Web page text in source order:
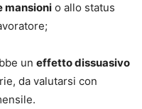
mansioni o allo status
un effetto dissuasivo
da valutarsi con